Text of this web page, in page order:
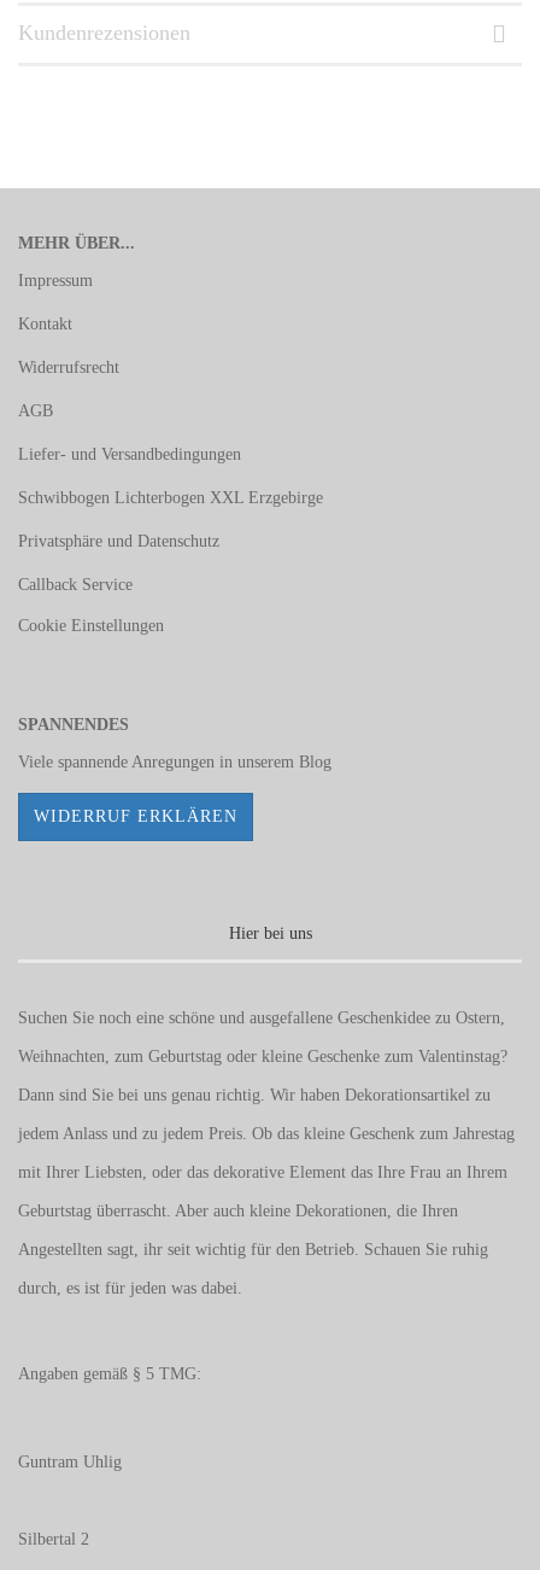
Kundenrezensionen
MEHR ÜBER...
Impressum
Kontakt
Widerrufsrecht
AGB
Liefer- und Versandbedingungen
Schwibbogen Lichterbogen XXL Erzgebirge
Privatsphäre und Datenschutz
Callback Service
Cookie Einstellungen
SPANNENDES
Viele spannende Anregungen in unserem Blog
WIDERRUF ERKLÄREN
Hier bei uns
Suchen Sie noch eine schöne und ausgefallene Geschenkidee zu Ostern,
Weihnachten, zum Geburtstag oder kleine Geschenke zum Valentinstag?
Dann sind Sie bei uns genau richtig. Wir haben Dekorationsartikel zu
jedem Anlass und zu jedem Preis. Ob das kleine Geschenk zum Jahrestag
mit Ihrer Liebsten, oder das dekorative Element das Ihre Frau an Ihrem
Geburtstag überrascht. Aber auch kleine Dekorationen, die Ihren
Angestellten sagt, ihr seit wichtig für den Betrieb. Schauen Sie ruhig
durch, es ist für jeden was dabei.
Angaben gemäß § 5 TMG:
Guntram Uhlig
Silbertal 2